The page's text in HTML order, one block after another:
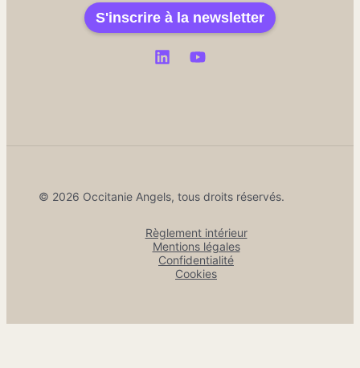
S'inscrire à la newsletter
© 2026 Occitanie Angels, tous droits réservés.
Règlement intérieur
Mentions légales
Confidentialité
Cookies